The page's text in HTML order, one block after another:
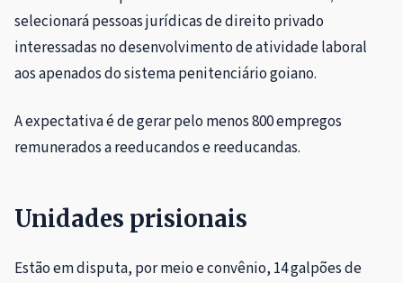
selecionará pessoas jurídicas de direito privado
interessadas no desenvolvimento de atividade laboral
aos apenados do sistema penitenciário goiano.
A expectativa é de gerar pelo menos 800 empregos
remunerados a reeducandos e reeducandas.
Unidades prisionais
Estão em disputa, por meio e convênio, 14 galpões de